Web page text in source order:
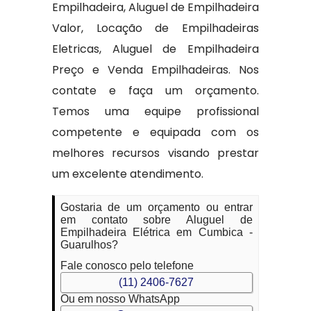
Empilhadeira, Aluguel de Empilhadeira
Valor, Locação de Empilhadeiras
Eletricas, Aluguel de Empilhadeira
Preço e Venda Empilhadeiras. Nos
contate e faça um orçamento.
Temos uma equipe profissional
competente e equipada com os
melhores recursos visando prestar
um excelente atendimento.
Gostaria de um orçamento ou entrar
em contato sobre Aluguel de
Empilhadeira Elétrica em Cumbica -
Guarulhos?
Fale conosco pelo telefone
(11) 2406-7627
Ou em nosso WhatsApp